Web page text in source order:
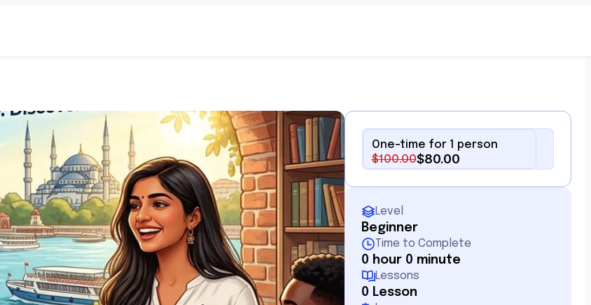
One-time for 1 person
$100.00$80.00
Level
Beginner
Time to Complete
0 hour 0 minute
Lessons
0 Lesson